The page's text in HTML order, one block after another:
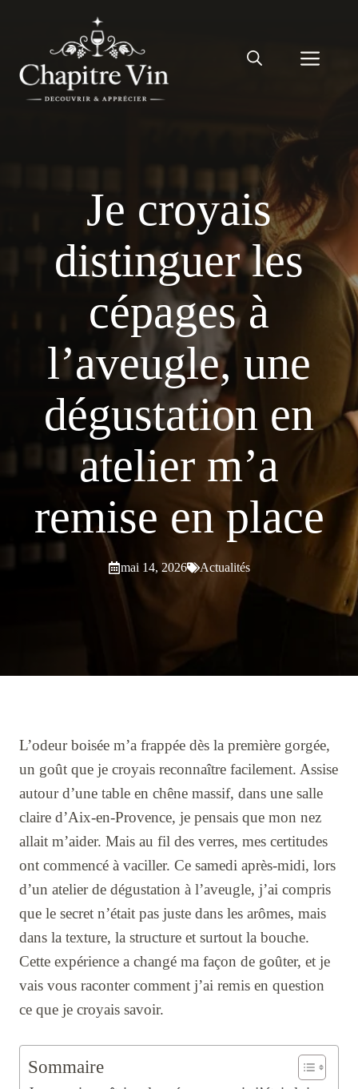
Je croyais
distinguer les
cépages à
l’aveugle, une
dégustation en
atelier m’a
remise en place
mai 14, 2026 Actualités
L’odeur boisée m’a frappée dès la première gorgée,
un goût que je croyais reconnaître facilement. Assise
autour d’une table en chêne massif, dans une salle
claire d’Aix-en-Provence, je pensais que mon nez
allait m’aider. Mais au fil des verres, mes certitudes
ont commencé à vaciller. Ce samedi après-midi, lors
d’un atelier de dégustation à l’aveugle, j’ai compris
que le secret n’était pas juste dans les arômes, mais
dans la texture, la structure et surtout la bouche.
Cette expérience a changé ma façon de goûter, et je
vais vous raconter comment j’ai remis en question
ce que je croyais savoir.
Sommaire